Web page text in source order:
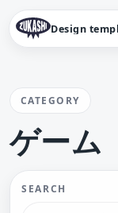
Design
CATEGORY
ゲーム
SEARCH